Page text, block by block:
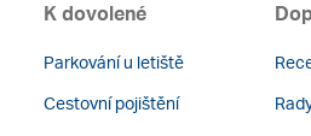
K dovolené
Parkování u letiště
Cestovní pojištění